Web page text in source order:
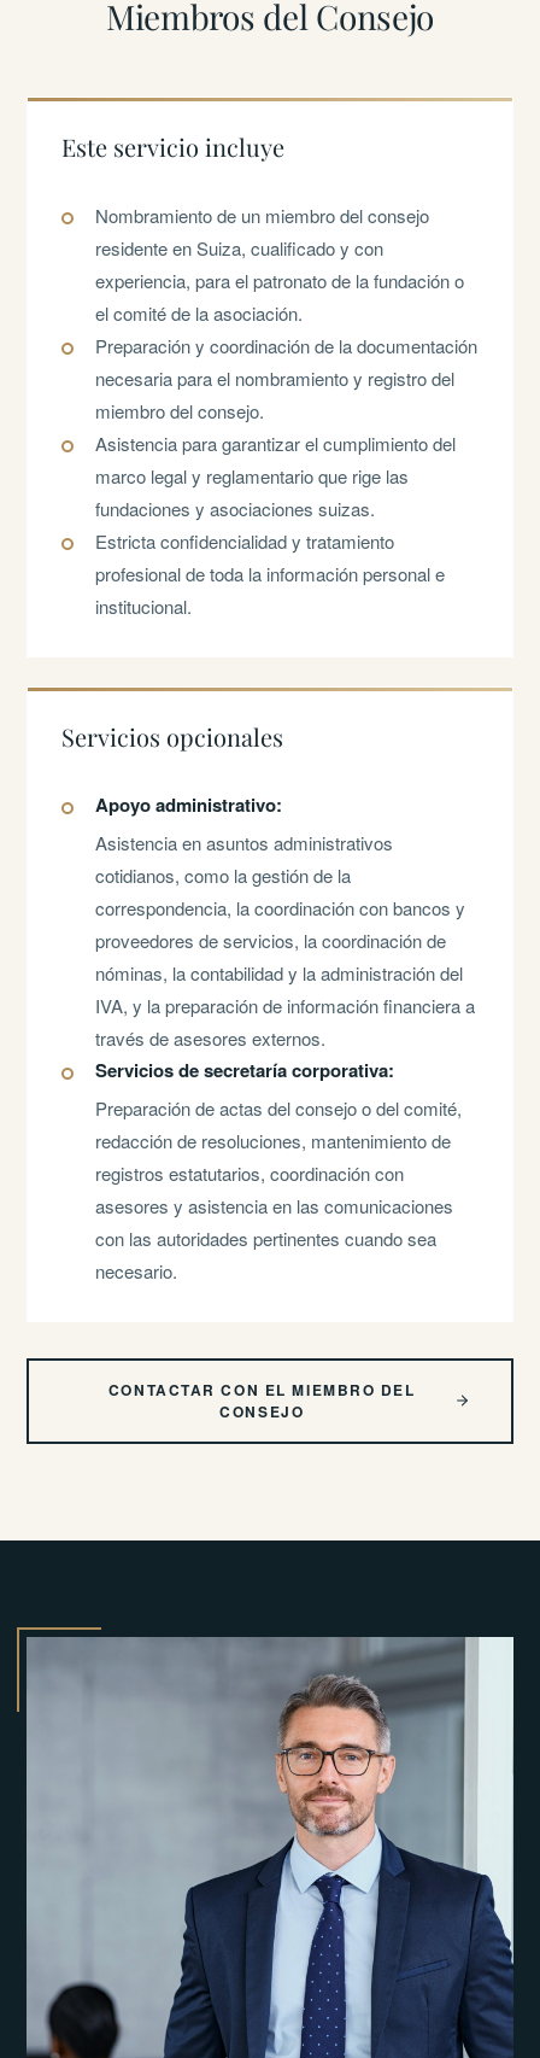
Miembros del Consejo
Este servicio incluye
Nombramiento de un miembro del consejo
residente en Suiza, cualificado y con
experiencia, para el patronato de la fundación o
el comité de la asociación.
Preparación y coordinación de la documentación
necesaria para el nombramiento y registro del
miembro del consejo.
Asistencia para garantizar el cumplimiento del
marco legal y reglamentario que rige las
fundaciones y asociaciones suizas.
Estricta confidencialidad y tratamiento
profesional de toda la información personal e
institucional.
Servicios opcionales
Apoyo administrativo:
Asistencia en asuntos administrativos
cotidianos, como la gestión de la
correspondencia, la coordinación con bancos y
proveedores de servicios, la coordinación de
nóminas, la contabilidad y la administración del
IVA, y la preparación de información financiera a
través de asesores externos.
Servicios de secretaría corporativa:
Preparación de actas del consejo o del comité,
redacción de resoluciones, mantenimiento de
registros estatutarios, coordinación con
asesores y asistencia en las comunicaciones
con las autoridades pertinentes cuando sea
necesario.
CONTACTAR CON EL MIEMBRO DEL
CONSEJO